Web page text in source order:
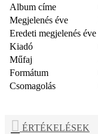
Album címe
Megjelenés éve
Eredeti megjelenés éve
Kiadó
Műfaj
Formátum
Csomagolás
ÉRTÉKELÉSEK